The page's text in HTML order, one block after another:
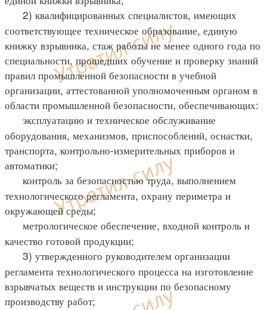
2) квалифицированных специалистов, имеющих
соответствующее техническое образование, единую
книжку взрывника, стаж работы не менее одного года по
специальности, прошедших обучение и проверку знаний
правил промышленной безопасности в учебной
организации, аттестованной уполномоченным органом в
области промышленной безопасности, обеспечивающих:
эксплуатацию и техническое обслуживание
оборудования, механизмов, приспособлений, оснастки,
транспорта, контрольно-измерительных приборов и
автоматики;
контроль за безопасностью труда, выполнением
технологического регламента, охрану периметра и
окружающей среды;
метрологическое обеспечение, входной контроль и
качество готовой продукции;
3) утвержденного руководителем организации
регламента технологического процесса на изготовление
взрывчатых веществ и инструкции по безопасному
производству работ;